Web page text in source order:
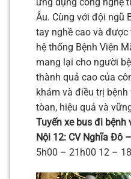
Âu. Cùng với đội ngũ
tay nghề cao và
hệ thống Bệnh Viện
mang lại cho người
thành quả cao của
khám và điều trị
tòan, hiệu quả và
Tuyến xe bus đi bệnh
Nội 12: CV Nghĩa Đô
5h00 – 21h00 12 –